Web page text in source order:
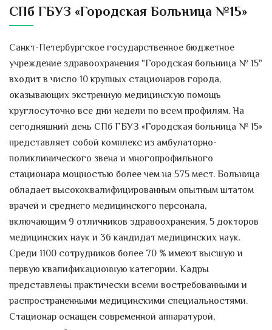
22-28 января Неделя
ответственного отношения к
здоровой беременности
Стрессы, гиподинамия,
несбалансированное питание,
отсутствие...
Программа поддержки
беременных женщин в
жизненной ситуации
репродуктивного выбора
Предлагаем женщинам,
находящимся в положении, пройти
анкетирование,...
Санкт Петербург ВРЕМЯ
ВПЕРЕД!
15-21 января – Неделя
профилактики хронических
неинфекционных заболеваний.
О факторах риска хронических
СПб ГБУЗ «Городская Больница №15»
Санкт-Петербургское государственное бюджетное
учреждение здравоохранения "Городская больница № 15"
входит в число 10 крупных стационаров города,
оказывающих экстренную медицинскую помощь
круглосуточно все дни недели по всем профилям. На
сегодняшний день СПб ГБУЗ «Городская больница № 15»
представляет собой комплекс из амбулаторно-
поликлинического звена и многопрофильного
стационара мощностью более чем на 575 мест. Больница
обладает высококвалифицированным опытным штатом
врачей и среднего медицинского персонала,
включающим 9 отличников здравоохранения, 5 докторов
медицинских наук и 36 кандидат медицинских наук.
Среди 1100 сотрудников более 70 % имеют высшую и
первую квалификационную категории. Кадры
представлены практически всеми востребованными и
распространенными медицинскими специальностями.
Стационар оснащен современной аппаратурой,